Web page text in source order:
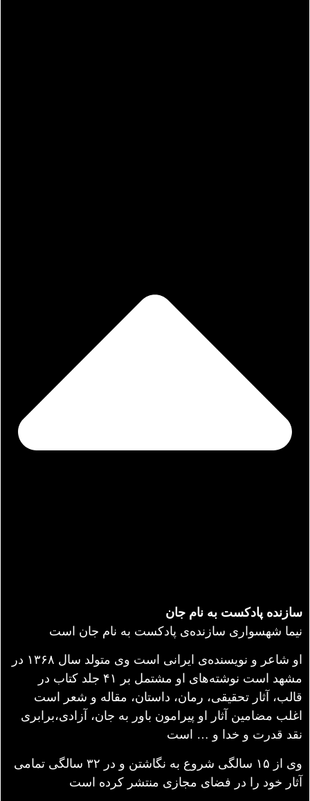
سازنده پادکست به نام جان
نیما شهسواری سازنده‌ی پادکست به نام جان است
او شاعر و نویسنده‌ی ایرانی است وی متولد سال ۱۳۶۸ در
مشهد است نوشته‌های او مشتمل بر ۴۱ جلد کتاب در
قالب، آثار تحقیقی، رمان، داستان، مقاله و شعر است
اغلب مضامین آثار او پیرامون باور به جان، آزادی،برابری
نقد قدرت و خدا و … است
وی از ۱۵ سالگی شروع به نگاشتن و در ۳۲ سالگی تمامی
آثار خود را در فضای مجازی منتشر کرده است